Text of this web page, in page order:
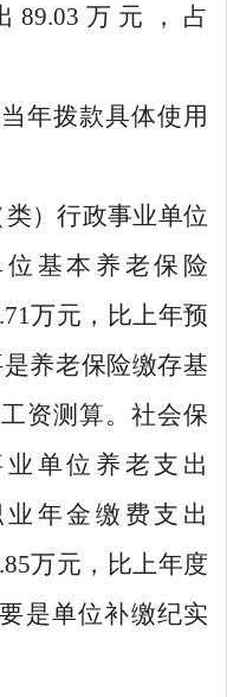
89.03 万元，占
年拨款具体使用
类）行政事业单位
基本养老保险
万元，比上年预
养老保险缴存基
资测算。社会保
单位养老支出
年金缴费支出
万元，比上年度
是单位补缴纪实